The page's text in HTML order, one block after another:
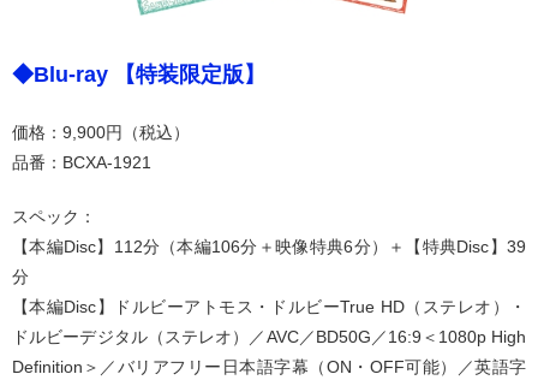
◆Blu-ray 【特装限定版】
価格：9,900円（税込）
品番：BCXA-1921
スペック：
【本編Disc】112分（本編106分＋映像特典6分）＋【特典Disc】39
分
【本編Disc】ドルビーアトモス・ドルビーTrue HD（ステレオ）・
ドルビーデジタル（ステレオ）／AVC／BD50G／16:9＜1080p High
Definition＞／バリアフリー日本語字幕（ON・OFF可能）／英語字